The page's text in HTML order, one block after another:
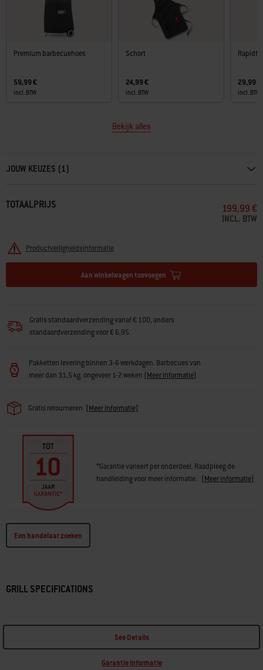
Premium barbecuehoes
59,99 €
incl. BTW
Schort
24,99 €
incl. BTW
29,99 €
incl. BTW
Bekijk alles
JOUW KEUZES (1)
TOTAALPRIJS 199,99 €
INCL. BTW
Productveiligheidsinformatie
Aan winkelwagen toevoegen
Gratis standaardverzending vanaf € 100, anders
standaardverzending voor € 6,95
Pakketten levering binnen 3-6 werkdagen. Barbecues van
meer dan 31,5 kg. ongeveer 1-2 weken (Meer informatie)
Gratis retourneren (Meer informatie)
*Garantie varieert per onderdeel. Raadpleeg de
handleiding voor meer informatie. (Meer informatie)
Een handelaar zoeken
GRILL SPECIFICATIONS
See Details
Garantie informatie